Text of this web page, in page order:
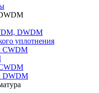
DWDM
уплотнения
CWDM
DWDM